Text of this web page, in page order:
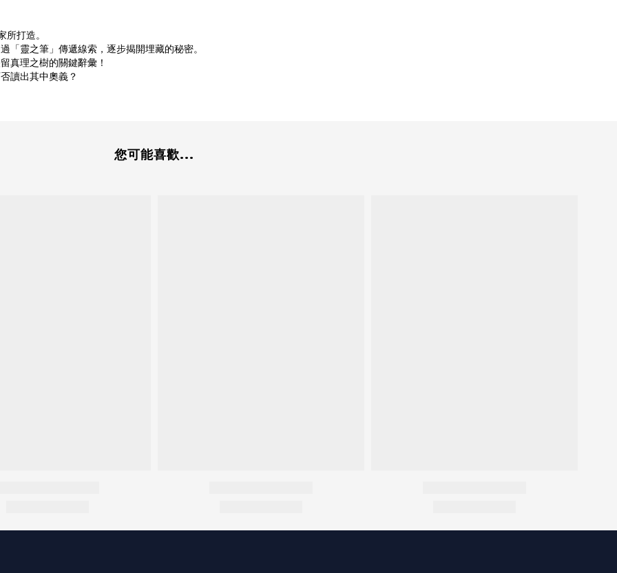
打造。
「靈之筆」傳遞線索，逐步揭開埋藏的秘密。
真理之樹的關鍵辭彙！
讀出其中奧義？
您可能喜歡...